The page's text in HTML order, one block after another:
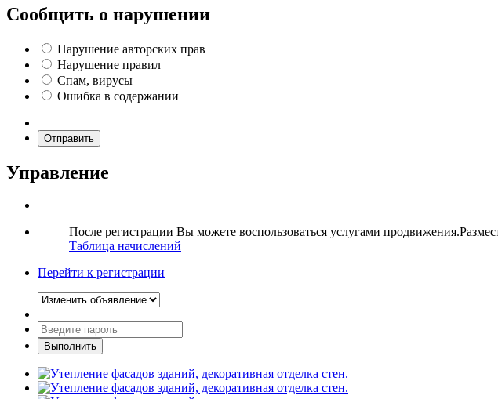
Сообщить о нарушении
Нарушение авторских прав
Нарушение правил
Спам, вирусы
Ошибка в содержании
Отправить
Управление
После регистрации Вы можете воспользоваться услугами
Таблица начислений
Перейти к регистрации